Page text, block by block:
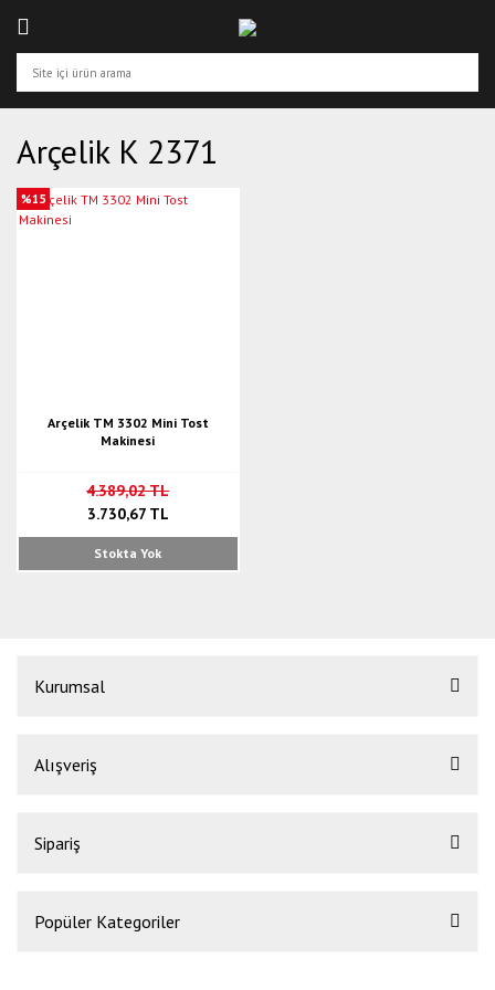
Arçelik K 2371
%15
Arçelik TM 3302 Mini Tost
Makinesi
4.389,02 TL
3.730,67 TL
Stokta Yok
Kurumsal
Alışveriş
Sipariş
Popüler Kategoriler